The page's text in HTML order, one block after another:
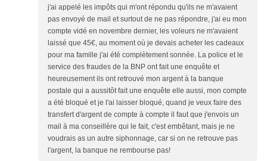
j'ai appelé les impôts qui m'ont répondu qu'ils ne m'avaient
pas envoyé de mail et surtout de ne pas répondre, j'ai eu mon
compte vidé en novembre dernier, les voleurs ne m'avaient
laissé que 45€, au moment où je devais acheter les cadeaux
pour ma famille j'ai été complètement sonnée. La police et le
service des fraudes de la BNP ont fait une enquête et
heureusement ils ont retrouvé mon argent à la banque
postale qui a aussitôt fait une enquête elle aussi, mon compte
a été bloqué et je l'ai laisser bloqué, quand je veux faire des
transfert d'argent de compte à compte il faut que j'envois un
mail à ma conseillère qui le fait, c'est embêtant, mais je ne
voudrais as un autre siphonnage, car si on ne retrouve pas
l'argent, la banque ne rembourse pas!